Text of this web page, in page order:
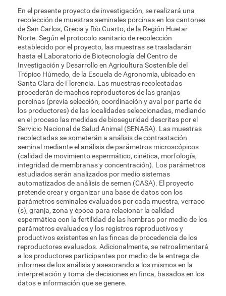
En el presente proyecto de investigación, se realizará una
recolección de muestras seminales porcinas en los cantones
de San Carlos, Grecia y Río Cuarto, de la Región Huetar
Norte. Según el protocolo sanitario de recolección
establecido por el proyecto, las muestras se trasladarán
hasta el Laboratorio de Biotecnología del Centro de
Investigación y Desarrollo en Agricultura Sostenible del
Trópico Húmedo, de la Escuela de Agronomía, ubicado en
Santa Clara de Florencia. Las muestras recolectadas
procederán de machos reproductores de las granjas
porcinas (previa selección, coordinación y aval por parte de
los productores) de las localidades seleccionadas, mediando
en el proceso las medidas de bioseguridad descritas por el
Servicio Nacional de Salud Animal (SENASA). Las muestras
recolectadas se someterán a análisis de contrastación
seminal mediante el análisis de parámetros microscópicos
(calidad de movimiento espermático, cinética, morfología,
integridad de membranas y concentración). Los parámetros
estudiados serán analizados por medio sistemas
automatizados de análisis de semen (CASA). El proyecto
pretende crear y organizar una base de datos con los
parámetros seminales evaluados por cada muestra, verraco
(s), granja, zona y época para relacionar la calidad
espermática con la fertilidad de las hembras por medio de los
parámetros evaluados y los registros reproductivos y
productivos existentes en las fincas de procedencia de los
reproductores evaluados. Adicionalmente, se retroalimentará
a los productores participantes por medio de la entrega de
informes de los análisis y asesorando a los mismos en la
interpretación y toma de decisiones en finca, basados en los
datos e información que se genere.